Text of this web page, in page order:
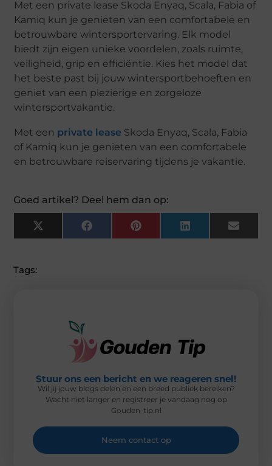
Met een private lease Skoda Enyaq, Scala, Fabia of
Kamiq kun je genieten van een comfortabele en
betrouwbare wintersportervaring. Elk model
biedt zijn eigen unieke voordelen, zoals ruimte,
veiligheid, grip en efficiëntie. Kies het model dat
het beste past bij jouw wintersportbehoeften en
geniet van een plezierige en zorgeloze
wintersportvakantie.
Met een private lease Skoda Enyaq, Scala, Fabia
of Kamiq kun je genieten van een comfortabele
en betrouwbare reiservaring tijdens je vakantie.
Goed artikel? Deel hem dan op:
X
(
F
A
P
I
L
I
E
M
Tags:
Stuur ons een bericht en we reageren snel!
Wil jij jouw blogs delen en een breed publiek bereiken?
Wacht niet langer en registreer je vandaag nog op
Gouden-tip.nl
Neem contact op